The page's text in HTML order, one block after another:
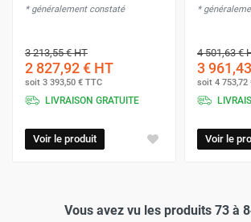
* généralement constaté
3 213,55 €HT
2 827,92 € HT
soit 3 393,50 € TTC
LIVRAISON GRATUITE
Voir le produit
*
4 501,63 €
3
soit 4 753,72
Voir le
Vous avez vu les produits 73 à